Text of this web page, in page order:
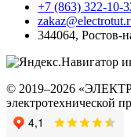
+7 (863) 322-10-
344064, Ростов-
© 2019–2026
электротехнической